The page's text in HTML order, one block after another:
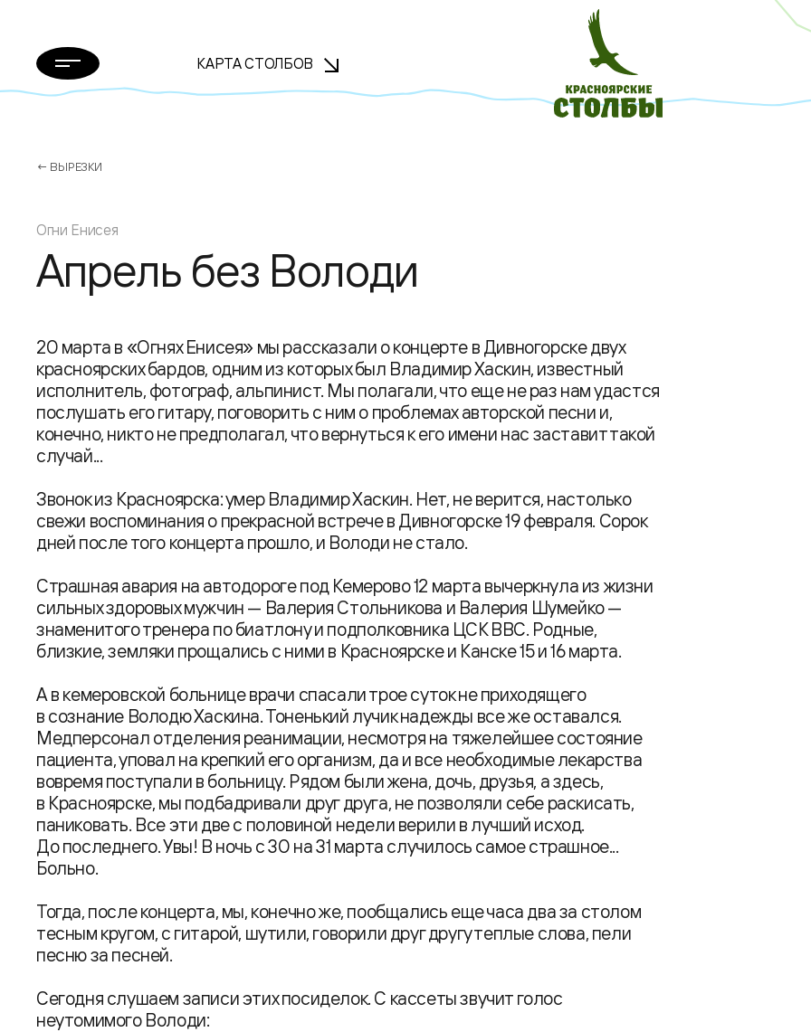
КАРТА СТОЛБОВ
← ВЫРЕЗКИ
Огни Енисея
Апрель без Володи
20 марта в «Огнях Енисея» мы рассказали о концерте в Дивногорске двух
красноярских бардов, одним из которых был Владимир Хаскин, известный
исполнитель, фотограф, альпинист. Мы полагали, что еще не раз нам удастся
послушать его гитару, поговорить с ним о проблемах авторской песни и,
конечно, никто не предполагал, что вернуться к его имени нас заставит такой
случай...
Звонок из Красноярска: умер Владимир Хаскин. Нет, не верится, настолько
свежи воспоминания о прекрасной встрече в Дивногорске 19 февраля. Сорок
дней после того концерта прошло, и Володи не стало.
Страшная авария на автодороге под Кемерово 12 марта вычеркнула из жизни
сильных здоровых мужчин — Валерия Стольникова и Валерия Шумейко —
знаменитого тренера по биатлону и подполковника ЦСК ВВС. Родные,
близкие, земляки прощались с ними в Красноярске и Канске 15 и 16 марта.
А в кемеровской больнице врачи спасали трое суток не приходящего
в сознание Володю Хаскина. Тоненький лучик надежды все же оставался.
Медперсонал отделения реанимации, несмотря на тяжелейшее состояние
пациента, уповал на крепкий его организм, да и все необходимые лекарства
вовремя поступали в больницу. Рядом были жена, дочь, друзья, а здесь,
в Красноярске, мы подбадривали друг друга, не позволяли себе раскисать,
паниковать. Все эти две с половиной недели верили в лучший исход.
До последнего. Увы! В ночь с 30 на 31 марта случилось самое страшное...
Больно.
Тогда, после концерта, мы, конечно же, пообщались еще часа два за столом
тесным кругом, с гитарой, шутили, говорили друг другу теплые слова, пели
песню за песней.
Сегодня слушаем записи этих посиделок. С кассеты звучит голос
неутомимого Володи: